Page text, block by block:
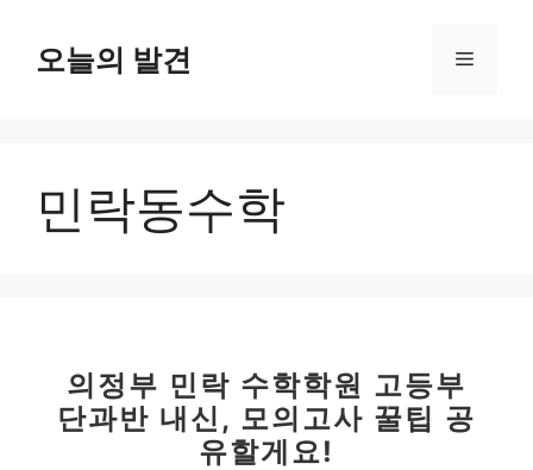
오늘의 발견 메
민락동수학
의정부 민락 수학학원 고등부
단과반 내신, 모의고사 꿀팁 공
유할게요!